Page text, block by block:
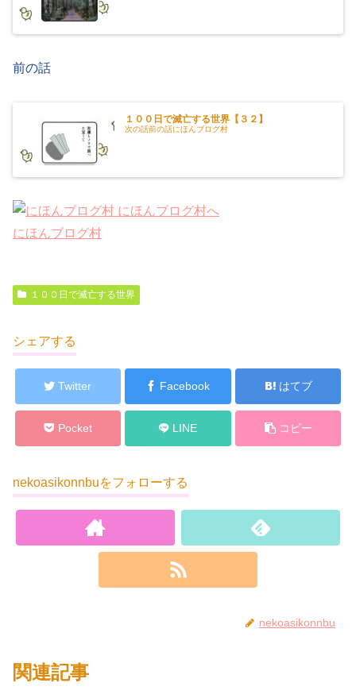
前の話
１００日で滅亡する世界【３２】
次の話前の話にほんブログ村
にほんブログ村
１００日で滅亡する世界
シェアする
Twitter Facebook はてブ
Pocket LINE コピー
nekoasikonnbuをフォローする
nekoasikonnbu
関連記事